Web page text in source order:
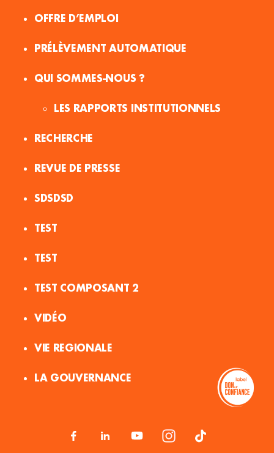
OFFRE D’EMPLOI
PRÉLÈVEMENT AUTOMATIQUE
QUI SOMMES-NOUS ?
LES RAPPORTS INSTITUTIONNELS
RECHERCHE
REVUE DE PRESSE
SDSDSD
TEST
TEST
TEST COMPOSANT 2
VIDÉO
VIE REGIONALE
LA GOUVERNANCE